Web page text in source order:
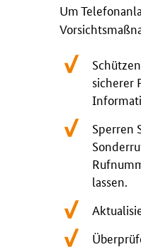
Um
sicherer
Sperren
lassen.